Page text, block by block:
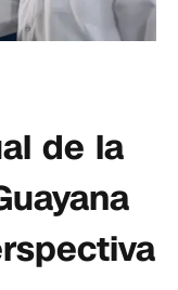
de la